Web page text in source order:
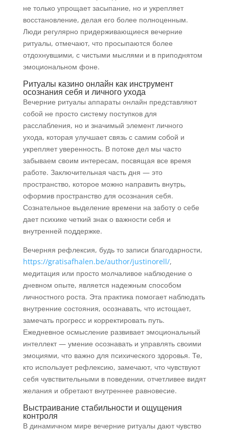
не только упрощает засыпание, но и укрепляет
восстановление, делая его более полноценным.
Люди регулярно придерживающиеся вечерние
ритуалы, отмечают, что просыпаются более
отдохнувшими, с чистыми мыслями и в приподнятом
эмоциональном фоне.
Ритуалы казино онлайн как инструмент
осознания себя и личного ухода
Вечерние ритуалы аппараты онлайн представляют
собой не просто систему поступков для
расслабления, но и значимый элемент личного
ухода, которая улучшает связь с самим собой и
укрепляет уверенность. В потоке дел мы часто
забываем своим интересам, посвящая все время
работе. Заключительная часть дня — это
пространство, которое можно направить внутрь,
оформив пространство для осознания себя.
Сознательное выделение времени на заботу о себе
дает психике четкий знак о важности себя и
внутренней поддержке.
Вечерняя рефлексия, будь то записи благодарности,
https://gratisafhalen.be/author/justinorell/,
медитация или просто молчаливое наблюдение о
дневном опыте, является надежным способом
личностного роста. Эта практика помогает наблюдать
внутренние состояния, осознавать, что истощает,
замечать прогресс и корректировать путь.
Ежедневное осмысление развивает эмоциональный
интеллект — умение осознавать и управлять своими
эмоциями, что важно для психического здоровья. Те,
кто использует рефлексию, замечают, что чувствуют
себя чувствительными в поведении, отчетливее видят
желания и обретают внутреннее равновесие.
Выстраивание стабильности и ощущения
контроля
В динамичном мире вечерние ритуалы дают чувство